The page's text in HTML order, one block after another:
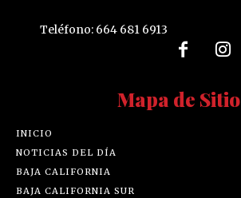
Teléfono: 664 681 6913
Mapa de Sitio
INICIO
NOTICIAS DEL DÍA
BAJA CALIFORNIA
BAJA CALIFORNIA SUR